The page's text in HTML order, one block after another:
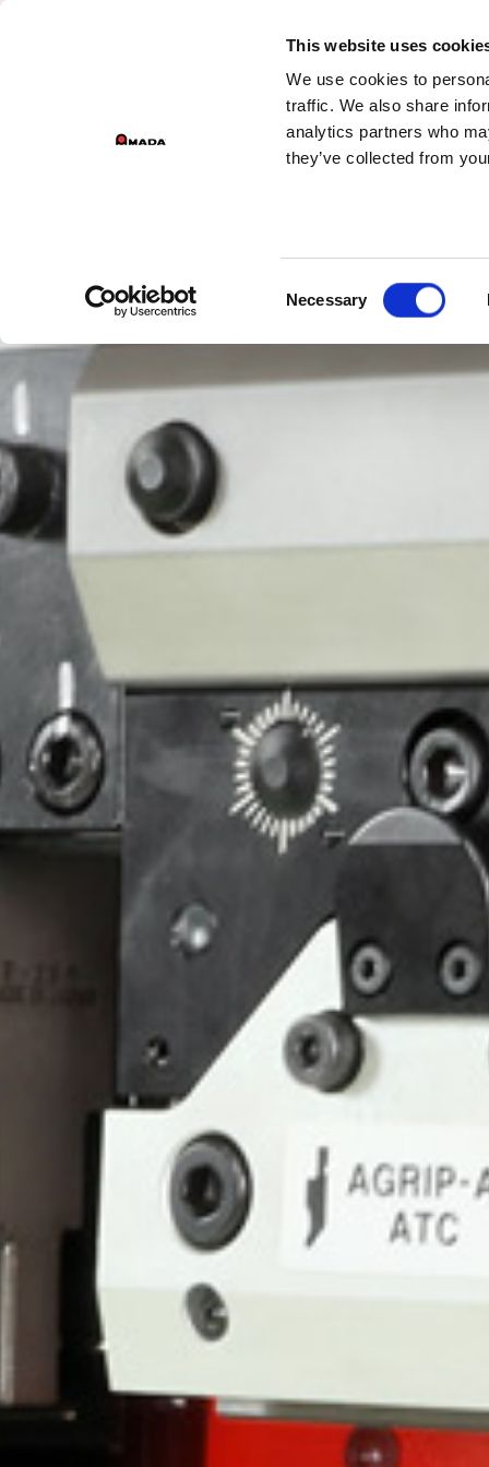
This website uses
We use cookies to
traffic. We also share
analytics partners who
they’ve collected from
Necessary
Main Navigation